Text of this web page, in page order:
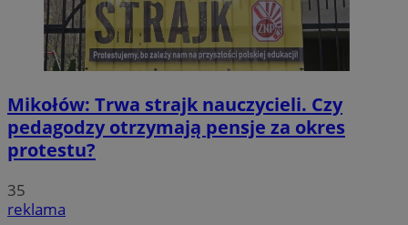
Mikołów: Trwa strajk nauczycieli. Czy
pedagodzy otrzymają pensje za okres
protestu?
35
reklama